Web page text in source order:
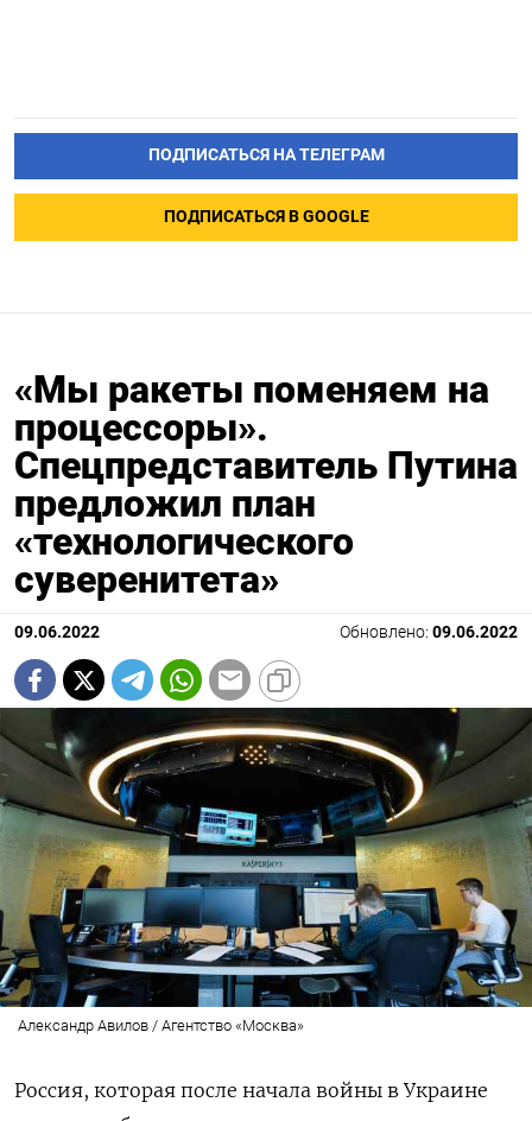
ПОДПИСАТЬСЯ НА ТЕЛЕГРАМ
ПОДПИСАТЬСЯ В GOOGLE
«Мы ракеты поменяем на
процессоры».
Спецпредставитель Путина
предложил план
«технологического
суверенитета»
09.06.2022 Обновлено: 09.06.2022
Александр Авилов / Агентство «Москва»
Россия, которая после начала войны в Украине